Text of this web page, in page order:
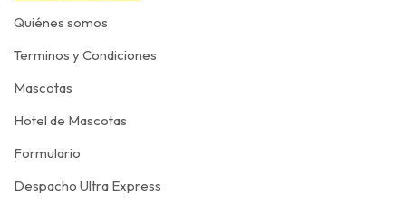
Quiénes somos
Terminos y Condiciones
Mascotas
Hotel de Mascotas
Formulario
Despacho Ultra Express